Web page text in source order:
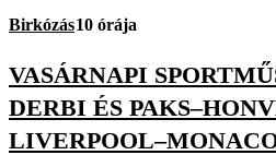
Birkózás10 órája
VASÁRNAPI
DERBI ÉS